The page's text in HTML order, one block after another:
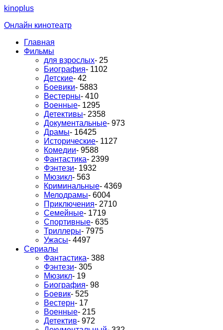
kinoplus
Онлайн кинотеатр
Главная
Фильмы
для взрослых- 25
Биография- 1102
Детские- 42
Боевики- 5883
Вестерны- 410
Военные- 1295
Детективы- 2358
Документальные- 973
Драмы- 16425
Исторические- 1127
Комедии- 9588
Фантастика- 2399
Фэнтези- 1932
Мюзикл- 563
Криминальные- 4369
Мелодрамы- 6004
Приключения- 2710
Семейные- 1719
Спортивные- 635
Триллеры- 7975
Ужасы- 4497
Сериалы
Фантастика- 388
Фэнтези- 305
Мюзикл- 19
Биография- 98
Боевик- 525
Вестерн- 17
Военные- 215
Детектив- 972